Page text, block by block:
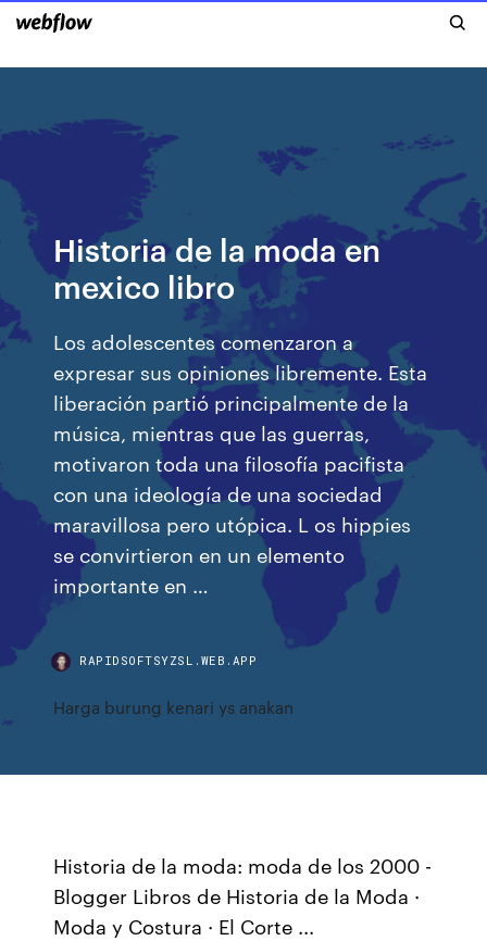
Historia de la moda en
mexico libro
Los adolescentes comenzaron a
expresar sus opiniones libremente. Esta
liberación partió principalmente de la
música, mientras que las guerras,
motivaron toda una filosofía pacifista
con una ideología de una sociedad
maravillosa pero utópica. L os hippies
se convirtieron en un elemento
importante en …
RAPIDSOFTSYZSL.WEB.APP
Harga burung kenari ys anakan
Historia de la moda: moda de los 2000 -
Blogger Libros de Historia de la Moda ·
Moda y Costura · El Corte ...